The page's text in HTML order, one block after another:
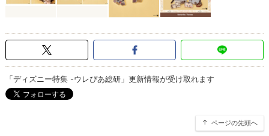
「ディズニー特集 -ウレぴあ総研」更新情報が受け取れます
ページの先頭へ